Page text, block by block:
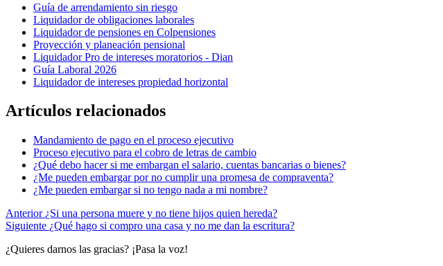
Guía de arrendamiento sin riesgo
Liquidador de obligaciones laborales
Liquidador de pensiones en Colpensiones
Proyección y planeación pensional
Liquidador Pro de intereses moratorios - Dian
Guía Laboral 2026
Liquidador de intereses propiedad horizontal
Artículos relacionados
Mandamiento de pago en el proceso ejecutivo
Proceso ejecutivo para el cobro de letras de cambio
¿Qué debo hacer si me embargan el salario, cuentas bancarias o bienes?
¿Me pueden embargar por no cumplir una promesa de compraventa?
¿Me pueden embargar si no tengo nada a mi nombre?
Anterior ¿Si una persona muere y no tiene hijos quien hereda?
Siguiente ¿Qué hago si compro una casa y no me dan la escritura?
¿Quieres darnos las gracias? ¡Pasa la voz!